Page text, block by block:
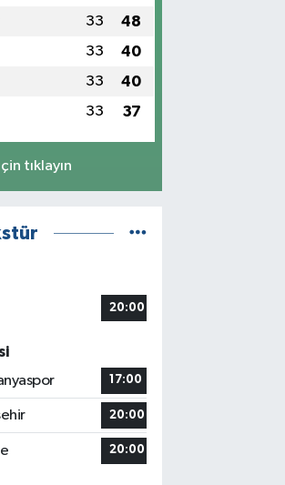
33 48
33 40
33 40
33 37
tıklayın
20:00
17:00
20:00
20:00